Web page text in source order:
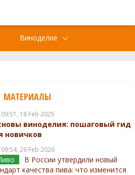
Виноделие
МАТЕРИАЛЫ
09:51, 18 Feb 2025
виноделия: пошаговый гид
новичков
09:54, 26 Feb 2026
В России утвердили новый
качества пива: что изменится